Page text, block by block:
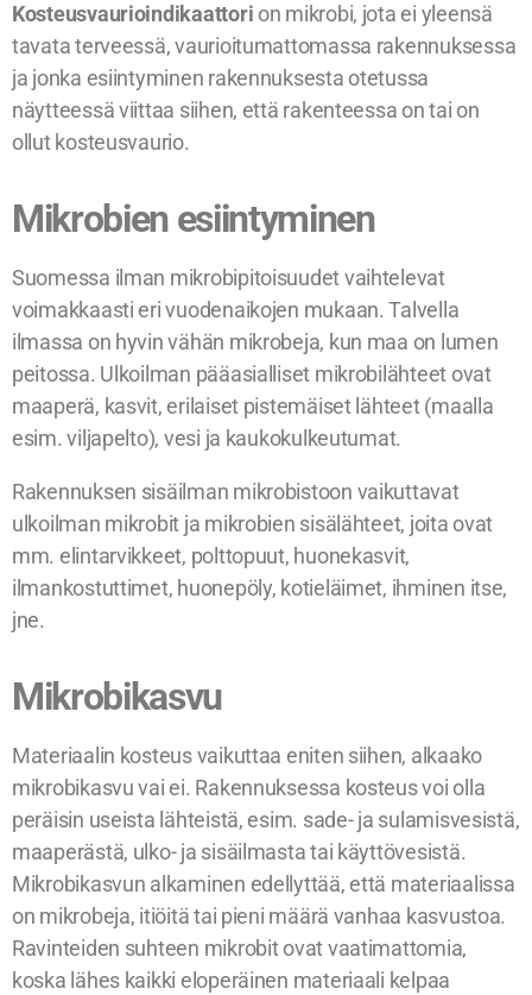
Kosteusvaurioindikaattori on mikrobi, jota ei yleensä
tavata terveessä, vaurioitumattomassa rakennuksessa
ja jonka esiintyminen rakennuksesta otetussa
näytteessä viittaa siihen, että rakenteessa on tai on
ollut kosteusvaurio.
Mikrobien esiintyminen
Suomessa ilman mikrobipitoisuudet vaihtelevat
voimakkaasti eri vuodenaikojen mukaan. Talvella
ilmassa on hyvin vähän mikrobeja, kun maa on lumen
peitossa. Ulkoilman pääasialliset mikrobilähteet ovat
maaperä, kasvit, erilaiset pistemäiset lähteet (maalla
esim. viljapelto), vesi ja kaukokulkeutumat.
Rakennuksen sisäilman mikrobistoon vaikuttavat
ulkoilman mikrobit ja mikrobien sisälähteet, joita ovat
mm. elintarvikkeet, polttopuut, huonekasvit,
ilmankostuttimet, huonepöly, kotieläimet, ihminen itse,
jne.
Mikrobikasvu
Materiaalin kosteus vaikuttaa eniten siihen, alkaako
mikrobikasvu vai ei. Rakennuksessa kosteus voi olla
peräisin useista lähteistä, esim. sade- ja sulamisvesistä,
maaperästä, ulko- ja sisäilmasta tai käyttövesistä.
Mikrobikasvun alkaminen edellyttää, että materiaalissa
on mikrobeja, itiöitä tai pieni määrä vanhaa kasvustoa.
Ravinteiden suhteen mikrobit ovat vaatimattomia,
koska lähes kaikki eloperäinen materiaali kelpaa